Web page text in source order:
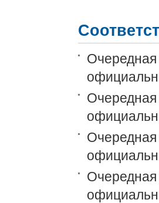
Очередная
Очередная
Очередная
Очередная